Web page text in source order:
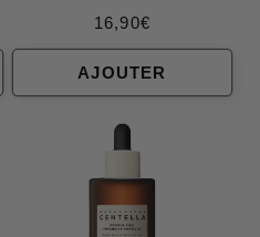
Prix
habituel
16,90€
AJOUTER